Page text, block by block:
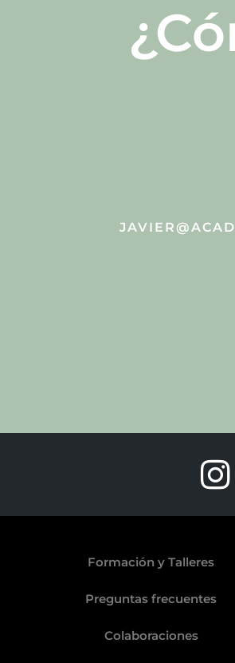
Formación y Talleres
Preguntas frecuentes
Colaboraciones